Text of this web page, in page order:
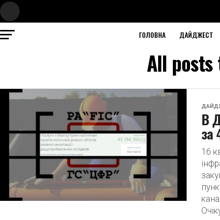
ГОЛОВНА ДАЙДЖЕСТ
All posts
В
за
16